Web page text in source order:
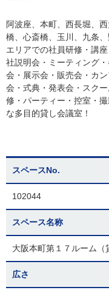
阿波座、本町、西長堀、
橋、心斎橋、玉川、九条
エリアでの社員研修・講
社説明会・ミーティング
会・展示会・販売会・カ
会・式典・発表会・スク
修・パーティー・控室・
な多目的貸し会議室！
スペースNo.
102044
スペース名称
大阪本町第１７ルーム（
広さ